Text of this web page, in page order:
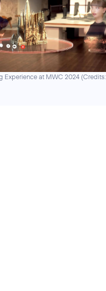
Experience at MWC 2024 (Credits: